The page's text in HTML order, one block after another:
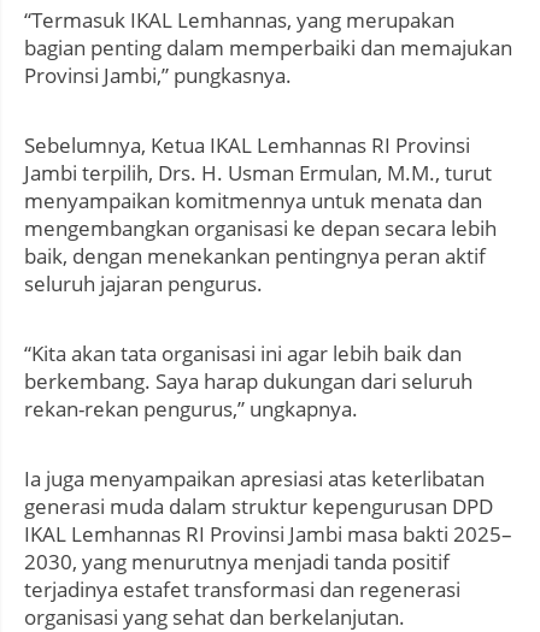
“Termasuk IKAL Lemhannas, yang merupakan
bagian penting dalam memperbaiki dan memajukan
Provinsi Jambi,” pungkasnya.
Sebelumnya, Ketua IKAL Lemhannas RI Provinsi
Jambi terpilih, Drs. H. Usman Ermulan, M.M., turut
menyampaikan komitmennya untuk menata dan
mengembangkan organisasi ke depan secara lebih
baik, dengan menekankan pentingnya peran aktif
seluruh jajaran pengurus.
“Kita akan tata organisasi ini agar lebih baik dan
berkembang. Saya harap dukungan dari seluruh
rekan-rekan pengurus,” ungkapnya.
Ia juga menyampaikan apresiasi atas keterlibatan
generasi muda dalam struktur kepengurusan DPD
IKAL Lemhannas RI Provinsi Jambi masa bakti 2025–
2030, yang menurutnya menjadi tanda positif
terjadinya estafet transformasi dan regenerasi
organisasi yang sehat dan berkelanjutan.